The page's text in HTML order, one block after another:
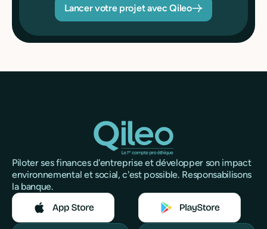
Lancer votre projet avec Qileo
Piloter ses finances d'entreprise et développer son impact
environnemental et social, c'est possible. Responsabilisons
la banque.